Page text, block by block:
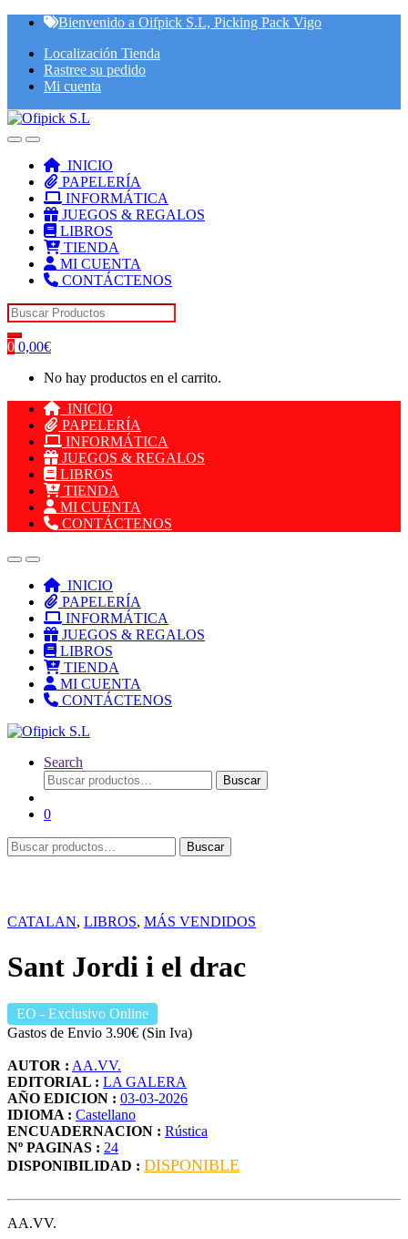
Skip
navigation
Skip
content
Bienvenido a Oifpick S.L, Picking Pack Vigo
Localización Tienda
Rastree su pedido
Mi cuenta
INICIO
PAPELERÍA
INFORMÁTICA
JUEGOS & REGALOS
LIBROS
TIENDA
MI CUENTA
CONTÁCTENOS
Search for:
0 0,00€
No hay productos en el carrito.
INICIO
PAPELERÍA
INFORMÁTICA
JUEGOS & REGALOS
LIBROS
TIENDA
MI CUENTA
CONTÁCTENOS
INICIO
PAPELERÍA
INFORMÁTICA
JUEGOS & REGALOS
LIBROS
TIENDA
MI CUENTA
CONTÁCTENOS
Search
Buscar
por:
Buscar
0
Buscar
por:
Buscar
CATALAN, LIBROS, MÁS VENDIDOS
Sant Jordi i el drac
EO - Exclusivo Online
Gastos de Envio 3.90€ (Sin Iva)
AUTOR : AA.VV.
EDITORIAL : LA GALERA
AÑO EDICION : 03-03-2026
IDIOMA : Castellano
ENCUADERNACION : Rústica
Nº PAGINAS : 24
DISPONIBILIDAD : DISPONIBLE
AA.VV.